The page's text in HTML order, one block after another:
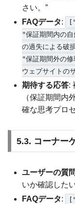
さい。”
FAQデータ:
"保証期間内の
の過失による破
"保証期間外の
ウェブサイトの
期待する応答:
（保証期間内
確な思考プロセ
5.3. コーナー
ユーザーの質問
いか確認した
FAQデータ: